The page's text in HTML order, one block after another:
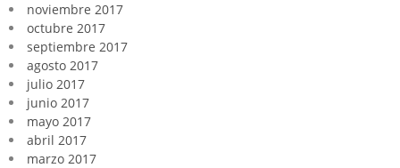
noviembre 2017
octubre 2017
septiembre 2017
agosto 2017
julio 2017
junio 2017
mayo 2017
abril 2017
marzo 2017